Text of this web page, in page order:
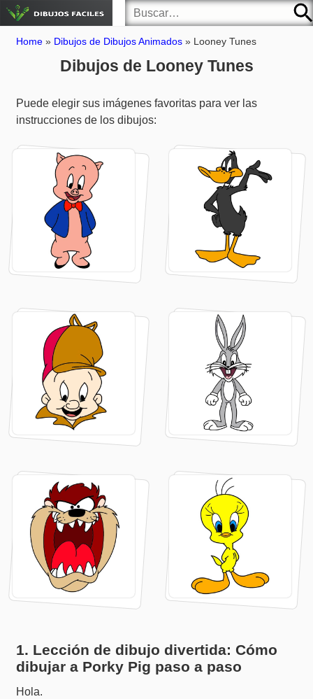
Home » Dibujos de Dibujos Animados » Looney Tunes
Dibujos de Looney Tunes
Puede elegir sus imágenes favoritas para ver las
instrucciones de los dibujos:
1. Lección de dibujo divertida: Cómo
dibujar a Porky Pig paso a paso
Hola.